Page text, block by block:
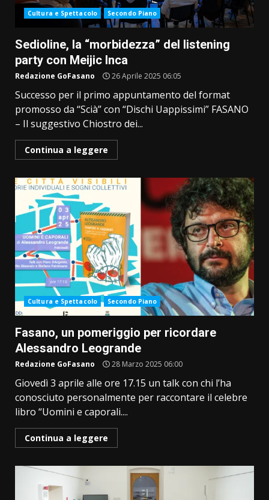
Cultura e Spettacolo Secondo Piano
Sedioline, la “morbidezza” del listening
party con Meijic Inca
Redazione GoFasano 26 Aprile 2025 06:05
Successo per il primo appuntamento del format
promosso da “Scià” con “Dischi Uappissimi” FASANO
– Il suggestivo Chiostro dei...
Continua a leggere
Cultura e Spettacolo Secondo Piano
Fasano, un pomeriggio per ricordare
Alessandro Leogrande
Redazione GoFasano 28 Marzo 2025 06:00
Giovedì 3 aprile alle ore 17.15 un talk con chi l’ha
conosciuto personalmente per raccontare il celebre
libro “Uomini e caporali....
Continua a leggere